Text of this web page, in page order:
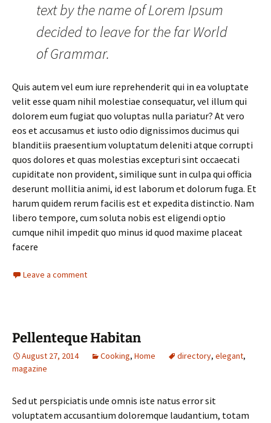
text by the name of Lorem Ipsum
decided to leave for the far World
of Grammar.
Quis autem vel eum iure reprehenderit qui in ea voluptate
velit esse quam nihil molestiae consequatur, vel illum qui
dolorem eum fugiat quo voluptas nulla pariatur? At vero
eos et accusamus et iusto odio dignissimos ducimus qui
blanditiis praesentium voluptatum deleniti atque corrupti
quos dolores et quas molestias excepturi sint occaecati
cupiditate non provident, similique sunt in culpa qui officia
deserunt mollitia animi, id est laborum et dolorum fuga. Et
harum quidem rerum facilis est et expedita distinctio. Nam
libero tempore, cum soluta nobis est eligendi optio
cumque nihil impedit quo minus id quod maxime placeat
facere
Leave a comment
Pellenteque Habitan
August 27, 2014 Cooking, Home directory, elegant,
magazine
Sed ut perspiciatis unde omnis iste natus error sit
voluptatem accusantium doloremque laudantium, totam